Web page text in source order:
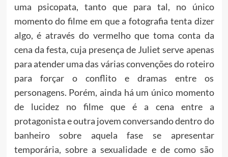
uma psicopata, tanto que para tal, no único
momento do filme em que a fotografia tenta dizer
algo, é através do vermelho que toma conta da
cena da festa, cuja presença de Juliet serve apenas
para atender uma das várias convenções do roteiro
para forçar o conflito e dramas entre os
personagens. Porém, ainda há um único momento
de lucidez no filme que é a cena entre a
protagonista e outra jovem conversando dentro do
banheiro sobre aquela fase se apresentar
temporária, sobre a sexualidade e de como são